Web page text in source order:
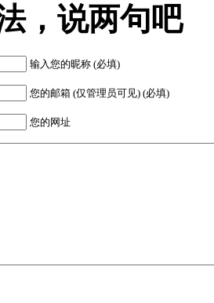
，说两句吧
输入您的昵称 (必填)
您的邮箱 (仅管理员可见) (必填)
您的网址